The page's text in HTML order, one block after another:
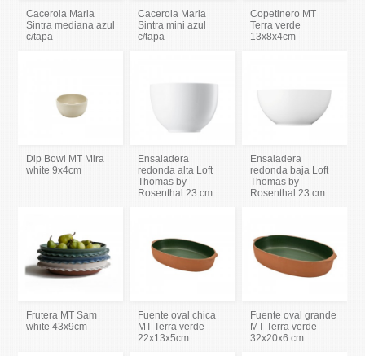
Cacerola Maria
Sintra mediana azul
c/tapa
Cacerola Maria
Sintra mini azul
c/tapa
Copetinero MT
Terra verde
13x8x4cm
Dip Bowl MT Mira
white 9x4cm
Ensaladera
redonda alta Loft
Thomas by
Rosenthal 23 cm
Ensaladera
redonda baja Loft
Thomas by
Rosenthal 23 cm
Frutera MT Sam
white 43x9cm
Fuente oval chica
MT Terra verde
22x13x5cm
Fuente oval grande
MT Terra verde
32x20x6 cm